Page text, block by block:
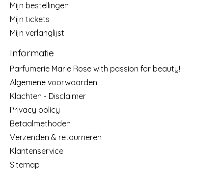
Mijn bestellingen
Mijn tickets
Mijn verlanglijst
Informatie
Parfumerie Marie Rose with passion for beauty!
Algemene voorwaarden
Klachten - Disclaimer
Privacy policy
Betaalmethoden
Verzenden & retourneren
Klantenservice
Sitemap